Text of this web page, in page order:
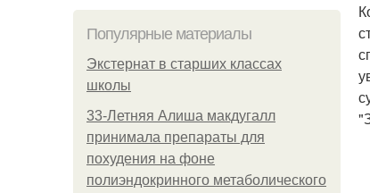
Популярные материалы
Экстернат в старших классах
школы
33-Летняя Алиша макдугалл
принимала препараты для
похудения на фоне
полиэндокринного метаболического